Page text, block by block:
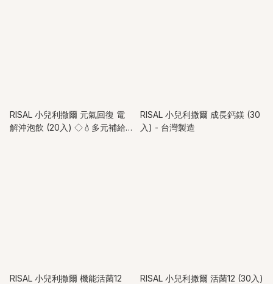
RISAL 小兒利撒爾 元氣回復 電
解沖泡飲 (20入) ◇💧多元補給
RISAL 小兒利撒爾 成長鈣鎂 (30
入) - 台灣製造
RISAL 小兒利撒爾 機能活菌12
RISAL 小兒利撒爾 活菌12 (30入)